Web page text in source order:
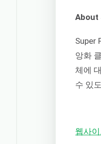
About
Super
앙화
체에
수 있
웹사